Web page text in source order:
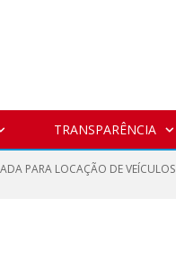
TRANSPARÊNCIA
PARA LOCAÇÃO DE